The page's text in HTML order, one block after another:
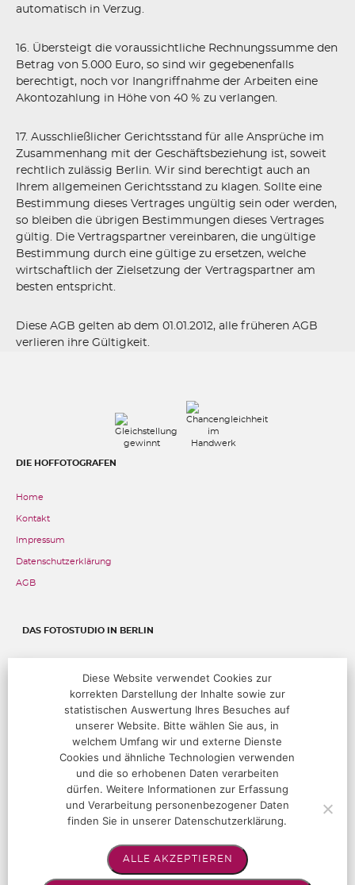
automatisch in Verzug.
16. Übersteigt die voraussichtliche Rechnungssumme den
Betrag von 5.000 Euro, so sind wir gegebenenfalls
berechtigt, noch vor Inangriffnahme der Arbeiten eine
Akontozahlung in Höhe von 40 % zu verlangen.
17. Ausschließlicher Gerichtsstand für alle Ansprüche im
Zusammenhang mit der Geschäftsbeziehung ist, soweit
rechtlich zulässig Berlin. Wir sind berechtigt auch an
Ihrem allgemeinen Gerichtsstand zu klagen. Sollte eine
Bestimmung dieses Vertrages ungültig sein oder werden,
so bleiben die übrigen Bestimmungen dieses Vertrages
gültig. Die Vertragspartner vereinbaren, die ungültige
Bestimmung durch eine gültige zu ersetzen, welche
wirtschaftlich der Zielsetzung der Vertragspartner am
besten entspricht.
Diese AGB gelten ab dem 01.01.2012, alle früheren AGB
verlieren ihre Gültigkeit.
DIE HOFFOTOGRAFEN
Home
Kontakt
Impressum
Datenschutzerklärung
AGB
DAS FOTOSTUDIO IN BERLIN
+49 (0)30 283 05 68 00
studio@hoffotografen.de
ÖFFNUNGSZEITEN
Termine nur nach Vereinbarung
Diese Website verwendet Cookies zur
korrekten Darstellung der Inhalte sowie zur
statistischen Auswertung Ihres Besuches auf
unserer Website. Bitte wählen Sie aus, in
welchem Umfang wir und externe Dienste
Cookies und ähnliche Technologien verwenden
und die so erhobenen Daten verarbeiten
dürfen. Weitere Informationen zur Erfassung
und Verarbeitung personenbezogener Daten
finden Sie in unserer Datenschutzerklärung.
ALLE AKZEPTIEREN